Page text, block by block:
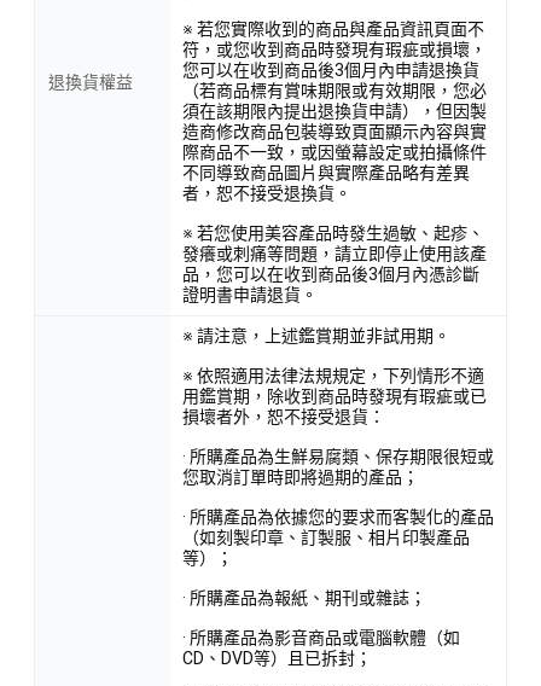
退換貨權益
※ 若您實際收到的商品與產品資訊頁面不
符，或您收到商品時發現有瑕疵或損壞，
您可以在收到商品後3個月內申請退換貨
（若商品標有賞味期限或有效期限，您必
須在該期限內提出退換貨申請），但因製
造商修改商品包裝導致頁面顯示內容與實
際商品不一致，或因螢幕設定或拍攝條件
不同導致商品圖片與實際產品略有差異
者，恕不接受退換貨。
※ 若您使用美容產品時發生過敏、起疹、
發癢或刺痛等問題，請立即停止使用該產
品，您可以在收到商品後3個月內憑診斷
證明書申請退貨。
※ 請注意，上述鑑賞期並非試用期。
※ 依照適用法律法規規定，下列情形不適
用鑑賞期，除收到商品時發現有瑕疵或已
損壞者外，恕不接受退貨：
· 所購產品為生鮮易腐類、保存期限很短或
您取消訂單時即將過期的產品；
· 所購產品為依據您的要求而客製化的產品
（如刻製印章、訂製服、相片印製產品
等）；
· 所購產品為報紙、期刊或雜誌；
· 所購產品為影音商品或電腦軟體（如
CD、DVD等）且已拆封；